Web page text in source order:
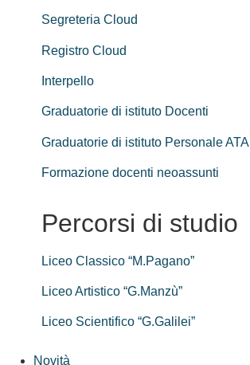
Segreteria Cloud
Registro Cloud
Interpello
Graduatorie di istituto Docenti
Graduatorie di istituto Personale ATA
Formazione docenti neoassunti
Percorsi di studio
Liceo Classico “M.Pagano”
Liceo Artistico “G.Manzù”
Liceo Scientifico “G.Galilei”
Novità